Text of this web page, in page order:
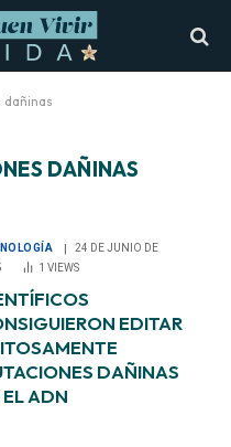
dañinas
DAÑINAS
24 DE JUNIO DE
1VIEWS
EDITAR
DAÑINAS
EL ADN